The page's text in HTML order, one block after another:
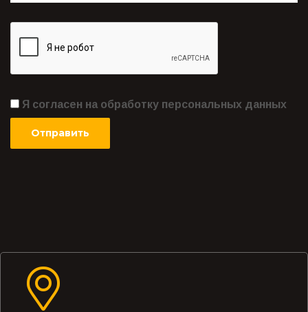
Я согласен на обработку персональных данных